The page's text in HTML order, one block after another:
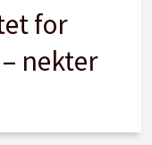
for
nekter